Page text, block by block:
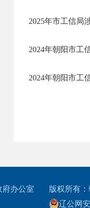
2025年市工信局
2024年朝阳市工
2024年朝阳市工
府办公室
版权所有
辽公网